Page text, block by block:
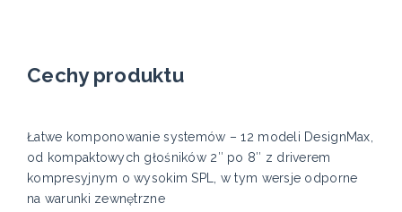
Cechy produktu
Łatwe komponowanie systemów – 12 modeli DesignMax,
od kompaktowych głośników 2″ po 8″ z driverem
kompresyjnym o wysokim SPL, w tym wersje odporne
na warunki zewnętrzne